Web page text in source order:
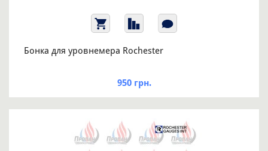
Бонка для уровнемера Rochester
950 грн.